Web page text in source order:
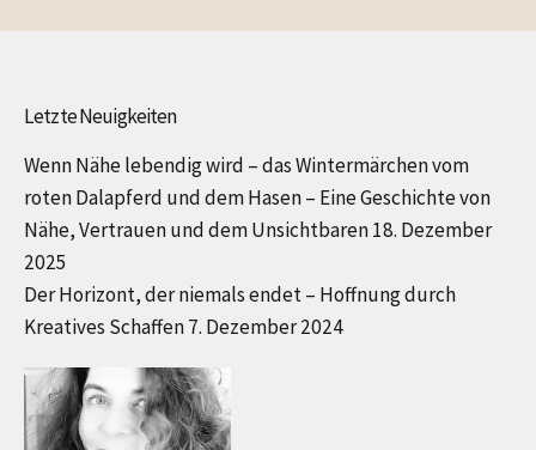
Beiträge
Letzte Neuigkeiten
Wenn Nähe lebendig wird – das Wintermärchen vom
roten Dalapferd und dem Hasen – Eine Geschichte von
Nähe, Vertrauen und dem Unsichtbaren18. Dezember
2025
Der Horizont, der niemals endet – Hoffnung durch
Kreatives Schaffen7. Dezember 2024